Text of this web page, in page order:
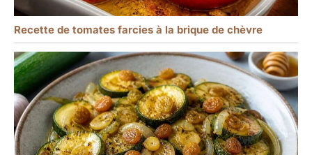
Recette de tomates farcies à la brique de chèvre